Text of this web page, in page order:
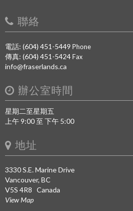
聯絡
電話: (604) 451-5449 Phone
傳真: (604) 451-5424Fax
info@fraserlands.ca
辦公室時間
星期二至星期五
上午 9:00 至 下午 5:00
地址
3330 S.E. Marine Drive
Vancouver, BC
V5S 4R8 Canada
View Map